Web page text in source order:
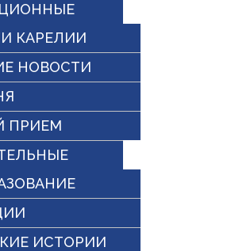
КАРЕЛИИ
НОВОСТИ
ПРИЕМ
ИСТОРИИ